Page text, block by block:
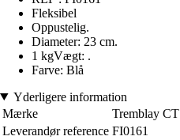
Fleksibel
Oppustelig.
Diameter: 23 cm.
1 kgVægt: .
Farve: Blå
Yderligere information
Mærke
Tremblay CT
Leverandør reference FI0161